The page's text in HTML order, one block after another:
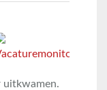
uitkwamen.